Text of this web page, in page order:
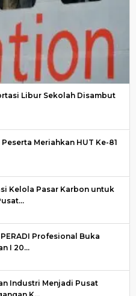
Libur Sekolah Disambut
Meriahkan HUT Ke-81
Kelola Pasar Karbon untuk
Profesional Buka
I 20…
Industri Menjadi Pusat